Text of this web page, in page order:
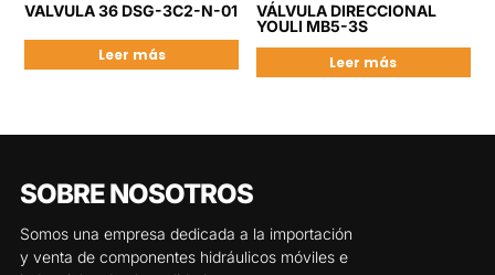
VALVULA 36 DSG-3C2-N-01
Leer más
VÁLVULA DIRECCIONAL
YOULI MB5-3S
Leer más
SOBRE NOSOTROS
Somos una empresa dedicada a la importación
y venta de componentes hidráulicos móviles e